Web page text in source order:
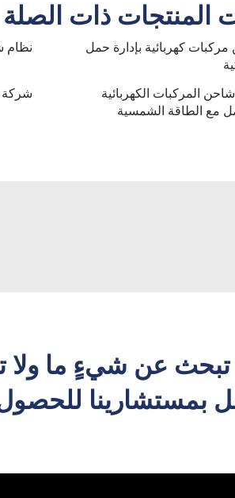
المنتجات ذات الصلة
كهربائية بإدارة حمل
نظام
المركبات الكهربائية
مع الطاقة الشمسية
شركة
عن شيءٍ ما ولا
بمستشارينا